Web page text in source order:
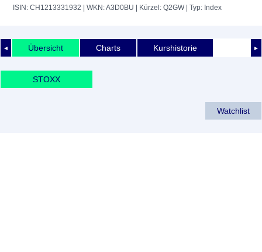
ISIN: CH1213331932 | WKN: A3D0BU | Kürzel: Q2GW| Typ: Index
◄ ►
Übersicht Charts Kurshistorie
STOXX
Watchlist